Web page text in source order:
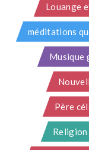
Louange
méditations
Musique
Père